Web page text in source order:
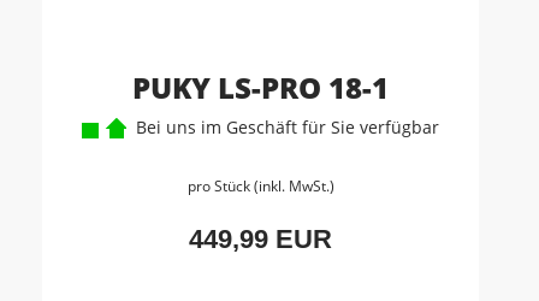
PUKY LS-PRO 18-1
Bei uns im Geschäft für Sie verfügbar
pro Stück (inkl. MwSt.)
449,99 EUR